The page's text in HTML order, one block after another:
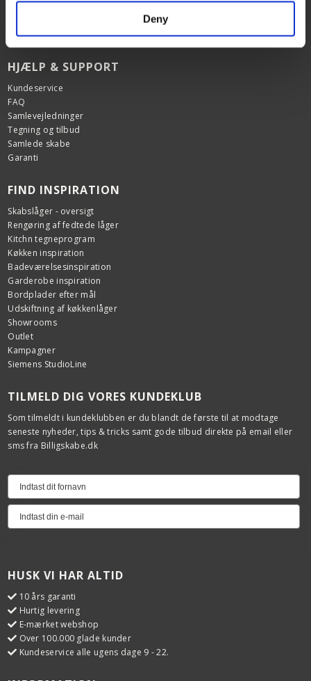
Deny
Tlf. +45 6913 6970
CVR: 27428959
HJÆLP & SUPPORT
Kundeservice
FAQ
Samlevejledninger
Tegning og tilbud
Samlede skabe
Garanti
FIND INSPIRATION
Skabslåger - oversigt
Rengøring af fedtede låger
Kitchn tegneprogram
Køkken inspiration
Badeværelsesinspiration
Garderobe inspiration
Bordplader efter mål
Udskiftning af køkkenlåger
Showrooms
Outlet
Kampagner
Siemens StudioLine
TILMELD DIG VORES KUNDEKLUB
Som tilmeldt i kundeklubben er du blandt de første til at modtage
seneste nyheder, tips & tricks samt gode tilbud direkte på email eller
sms fra Billigskabe.dk
HUSK VI HAR ALTID
10 års garanti
Hurtig levering
E-mærket webshop
Over 100.000 glade kunder
Kundeservice alle ugens dage 9 - 22.